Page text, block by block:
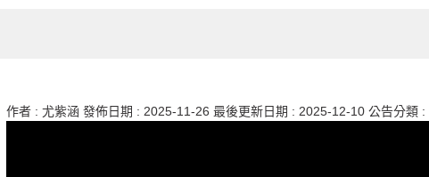
作者 : 尤紫涵 發佈日期 : 2025-11-26 最後更新日期 : 2025-12-10 公告分類 :